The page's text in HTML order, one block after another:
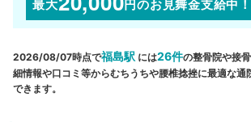
最大 円のお見舞金支給中！
2026/08/07時点で福島駅 には26件の整骨院や接
細情報や口コミ等からむちうちや腰椎捻挫に最適な通
できます。